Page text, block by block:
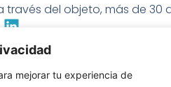
mejorar tu experiencia de
través del objeto, más de 30